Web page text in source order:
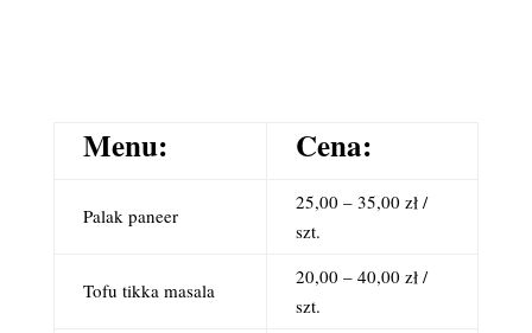
Menu: Cena:
Palak paneer
25,00 – 35,00 zł /
szt.
Tofu tikka masala
20,00 – 40,00 zł /
szt.